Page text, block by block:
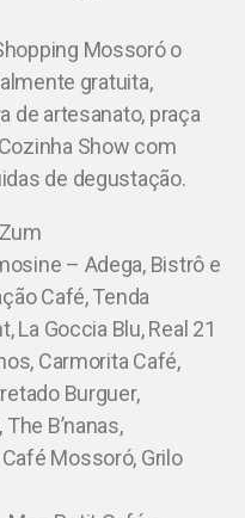
Mossoró o
gratuita,
de artesanato, praça
Show com
de degustação.
– Adega, Bistrô e
Café, Tenda
La Goccia Blu, Real 21
Carmorita Café,
Burguer,
B’nanas,
Mossoró, Grilo